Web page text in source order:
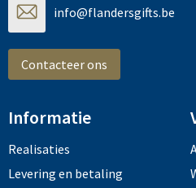
info@flandersgifts.be
Contacteer ons
Informatie
Realisaties
Levering en betaling